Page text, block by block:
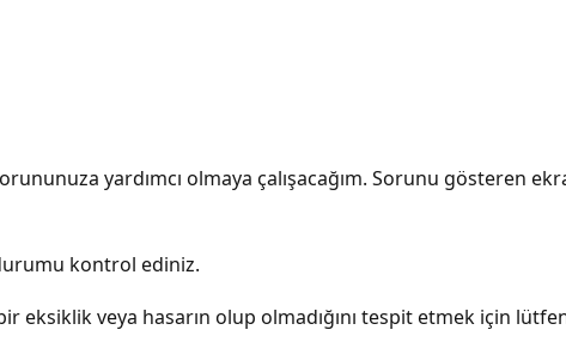
yardımcı olmaya çalışacağım. Sorunu gösteren
kontrol ediniz.
eksiklik veya hasarın olup olmadığını tespit etmek için